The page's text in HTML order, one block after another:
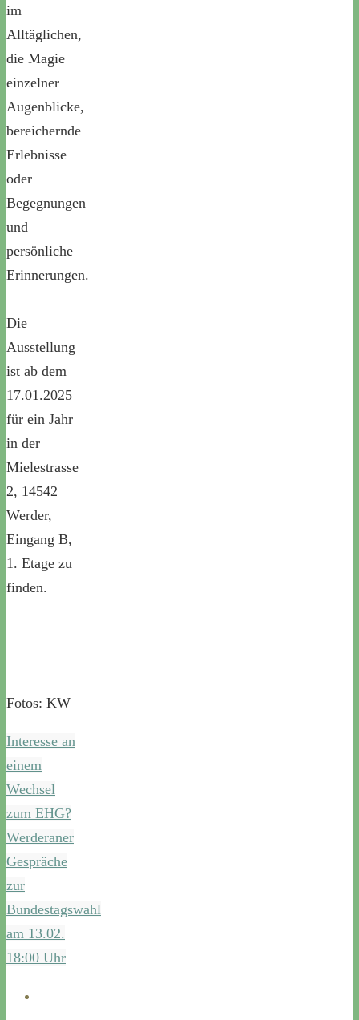
im
Alltäglichen,
die Magie
einzelner
Augenblicke,
bereichernde
Erlebnisse
oder
Begegnungen
und
persönliche
Erinnerungen.
Die
Ausstellung
ist ab dem
17.01.2025
für ein Jahr
in der
Mielestrasse
2, 14542
Werder,
Eingang B,
1. Etage zu
finden.
Fotos: KW
Interesse an
einem
Wechsel
zum EHG?
Werderaner
Gespräche
zur
Bundestagswahl
am 13.02.
18:00 Uhr